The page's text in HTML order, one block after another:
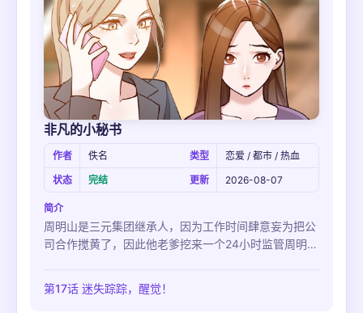
非凡的小秘书
作者 佚名 类型
恋爱 / 都市 / 热血
状态
完结 更新 2026-08-07
简介
周明山是三元集团继承人，因为工作时间肆意妄为把公
司合作搅黄了，因此他老爹挖来一个24小时监管周明山
第17话 迷失踪踪，醒觉！